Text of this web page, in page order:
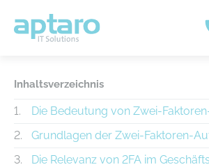
Inhaltsverzeichnis
Die Bedeutung von Zwei-
Grundlagen der Zwei-Faktoren-
Die Relevanz von 2FA im